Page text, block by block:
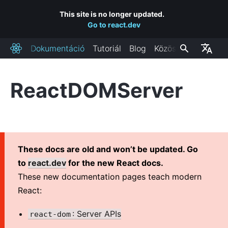
This site is no longer updated.
Go to react.dev
ReactDokumentáció Tutoriál Blog Közösség
ReactDOMServer
These docs are old and won’t be updated. Go
to react.dev for the new React docs.
These new documentation pages teach modern
React:
react-dom : Server APIs
TELEPÍTÉS
React hozzáadása egy weblaphoz
Új React alkalmazás készítése
CDN linkek
Kiadási csatornák
1. Helló, világ!